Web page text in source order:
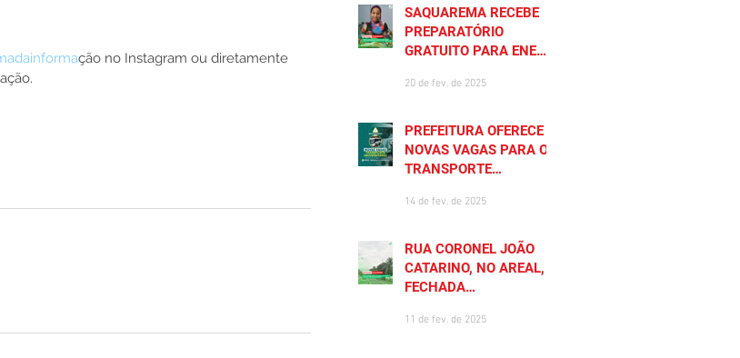
ção no Instagram ou diretamente
SAQUAREMA RECEBE
PREPARATÓRIO
GRATUITO PARA ENEM
20 de fev. de 2025
PREFEITURA OFERECE
NOVAS VAGAS PARA O
TRANSPORTE
14 de fev. de 2025
RUA CORONEL JOÃO
CATARINO, NO AREAL, É
FECHADA
11 de fev. de 2025